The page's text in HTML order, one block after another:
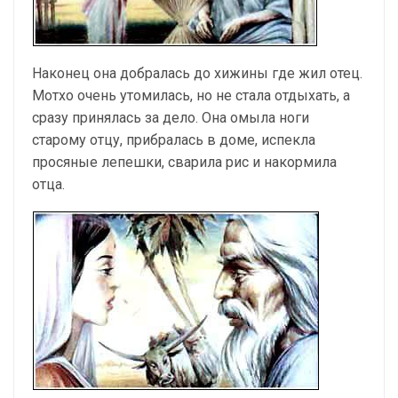
Наконец она добралась до хижины где жил отец.
Мотхо очень утомилась, но не стала отдыхать, а
сразу принялась за дело. Она омыла ноги
старому отцу, прибралась в доме, испекла
просяные лепешки, сварила рис и накормила
отца.